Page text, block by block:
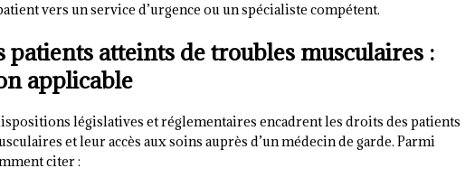
vers un service d’urgence ou un spécialiste compétent.
patients atteints de troubles musculaires :
applicable
législatives et réglementaires encadrent les droits des patients
et leur accès aux soins auprès d’un médecin de garde. Parmi
citer :